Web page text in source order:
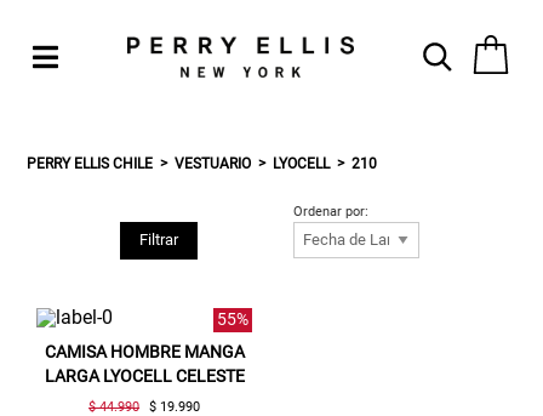
PERRY ELLIS CHILE VESTUARIO LYOCELL 210
Filtrar
Ordenar por:
55%
CAMISA HOMBRE MANGA
LARGA LYOCELL CELESTE
$ 44.990 $ 19.990